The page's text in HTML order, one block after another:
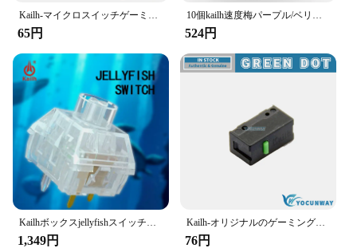
Kailh-マイクロスイッチゲーミングマウス、黒、赤、青のドット、3ピン、80万の寿命、オリジナル、新品、gm2.0、gm4.0、gtf 8.0
65円
10個kailh速度梅パープル/ベリー/セージスイッチ、機械式キーボードスイッチ触覚/カチッという感じ/リニア
524円
Kailhボックスjellyfishスイッチモスターズヘアキーボードスイッチ防水および防塵透明clikcyリニア10個
1,349円
Kailh-オリジナルのゲーミングマウスボタン,マイクロスイッチ,黒のシェル,緑のドット,3ピン,60万,新品
76円